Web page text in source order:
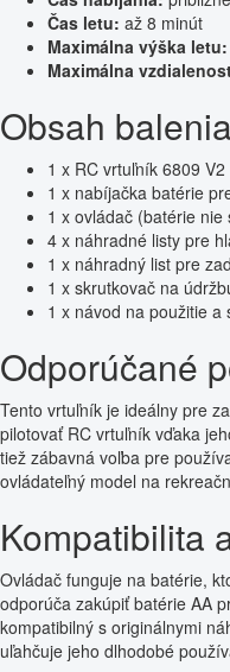
Čas letu: až 8 minút
Maximálna výška letu:
Maximálna
Obsah balenia
1 x RC vrtuľník 6809 V2
1 x nabíjačka batérie
1 x ovládač (batérie
4 x náhradné listy pre
1 x náhradný list pre
1 x skrutkovač na
1 x návod na použitie
Odporúčané
Tento vrtuľník je ideálny pre
pilotovať RC vrtuľník vďaka
tiež zábavná voľba pre
ovládateľný model na
Kompatibilita
Ovládač funguje na batérie,
odporúča zakúpiť batérie AA
kompatibilný s originálnymi
uľahčuje jeho dlhodobé